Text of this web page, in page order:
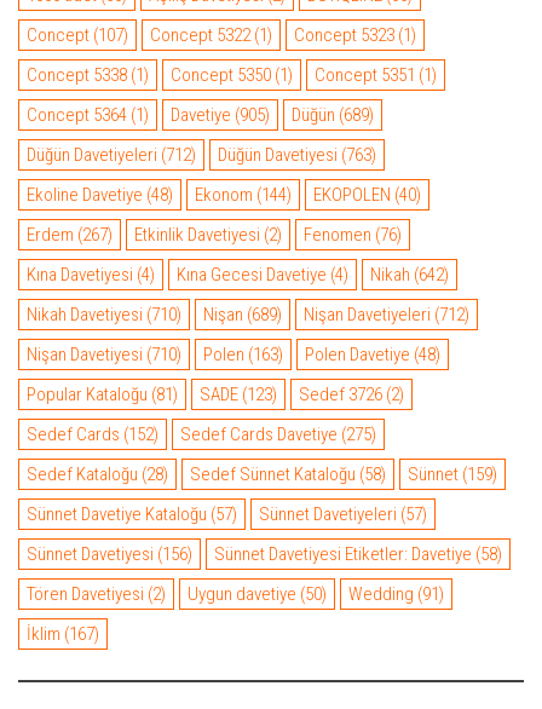
Concept (107) Concept 5322(1) Concept 5323 (1)
Concept 5338 (1) Concept 5350 (1) Concept 5351 (1)
Concept 5364 (1) Davetiye (905) Düğün (689)
Düğün Davetiyeleri (712) Düğün Davetiyesi (763)
Ekoline Davetiye (48) Ekonom (144) EKOPOLEN (40)
Erdem (267) Etkinlik Davetiyesi (2) Fenomen (76)
Kına Davetiyesi (4) Kına Gecesi Davetiye (4) Nikah (642)
Nikah Davetiyesi (710) Nişan (689) Nişan Davetiyeleri (712)
Nişan Davetiyesi (710) Polen (163) Polen Davetiye (48)
Popular Kataloğu (81) SADE (123) Sedef 3726 (2)
Sedef Cards (152) Sedef Cards Davetiye (275)
Sedef Kataloğu (28) Sedef Sünnet Kataloğu (58) Sünnet (159)
Sünnet Davetiye Kataloğu (57) Sünnet Davetiyeleri (57)
Sünnet Davetiyesi (156) Sünnet Davetiyesi Etiketler: Davetiye (58)
Tören Davetiyesi (2) Uygun davetiye (50) Wedding (91)
İklim (167)